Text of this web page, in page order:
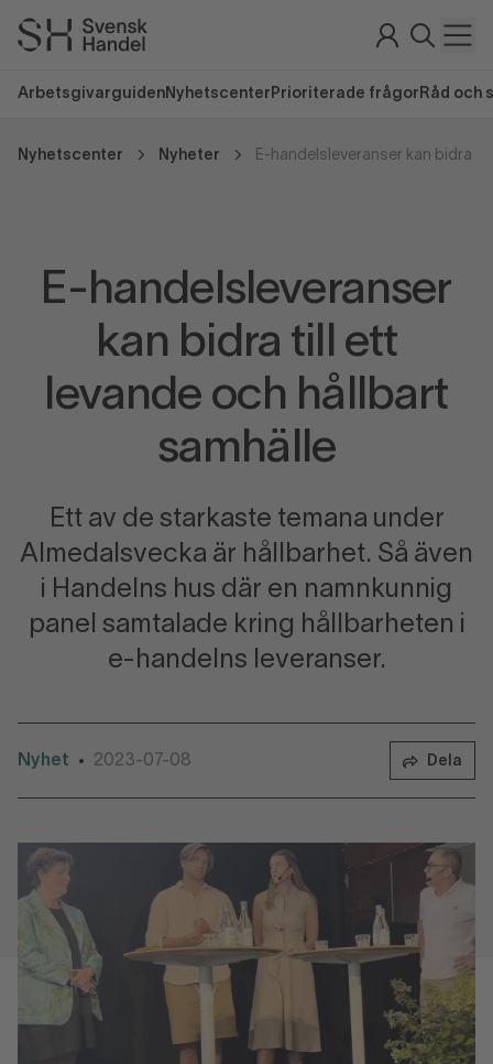
Arbetsgivarguiden Nyhetscenter Prioriterade frågor Råd och
Nyhetscenter Nyheter
E-handelsleveranser
kan bidra till ett
levande och hållbart
samhälle
Ett av de starkaste temana under
Almedalsvecka är hållbarhet. Så även
i Handelns hus där en namnkunnig
panel samtalade kring hållbarheten i
e-handelns leveranser.
Nyhet • 2023-07-08 Dela